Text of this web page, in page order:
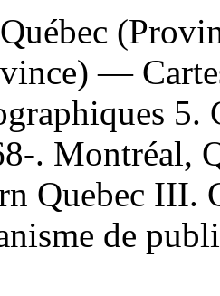
—
. Montréal,
Quebec III.
de